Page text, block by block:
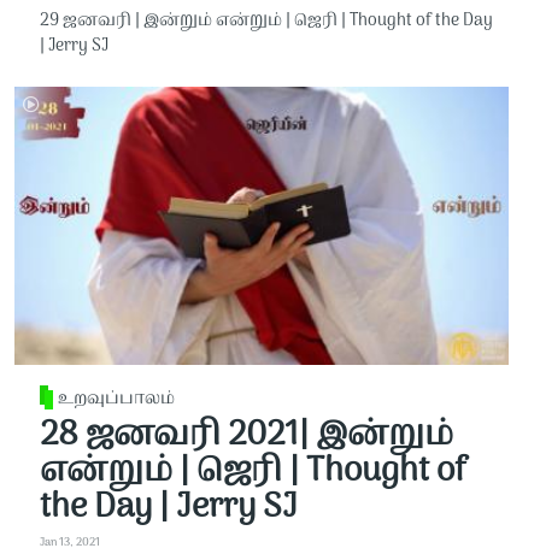
29 ஜனவரி | இன்றும் என்றும் | ஜெரி | Thought of the Day
| Jerry SJ
உறவுப்பாலம்
28 ஜனவரி 2021| இன்றும்
என்றும் | ஜெரி | Thought of
the Day | Jerry SJ
Jan 13, 2021